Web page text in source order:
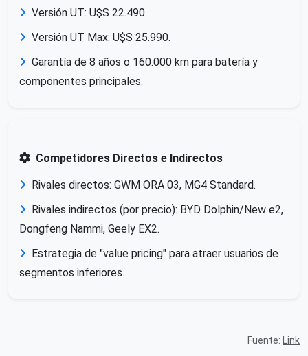
Versión UT: U$S 22.490.
Versión UT Max: U$S 25.990.
Garantía de 8 años o 160.000 km para batería y
componentes principales.
Competidores Directos e Indirectos
Rivales directos: GWM ORA 03, MG4 Standard.
Rivales indirectos (por precio): BYD Dolphin/New e2,
Dongfeng Nammi, Geely EX2.
Estrategia de "value pricing" para atraer usuarios de
segmentos inferiores.
Fuente: Link